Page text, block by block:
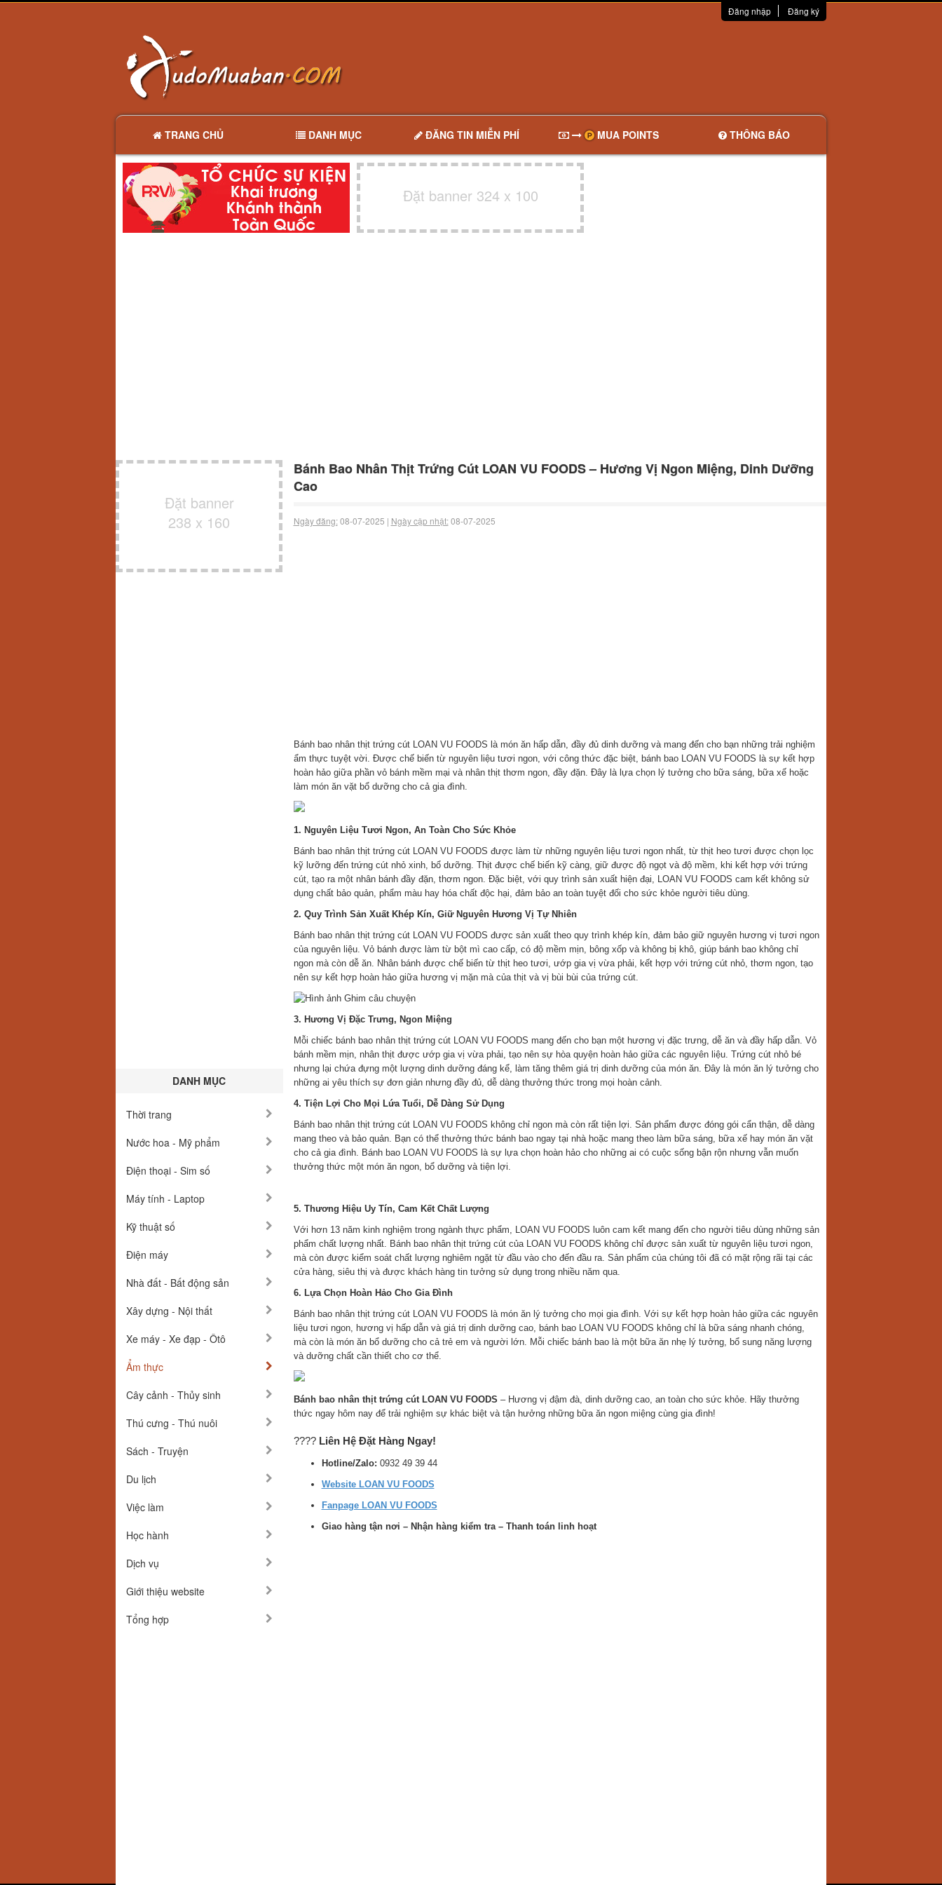
Đăng nhập Đăng ký
TRANG CHỦ DANH MỤC ĐĂNG TIN MIỄN PHÍ MUA POINTS THÔNG BÁO
Đặt banner 324 x 100
Đặt banner
238 x 160
DANH MỤC
Thời trang
Nước hoa - Mỹ phẩm
Điện thoại - Sim số
Máy tính - Laptop
Kỹ thuật số
Điện máy
Nhà đất - Bất động sản
Xây dựng - Nội thất
Xe máy - Xe đạp - Ôtô
Ẩm thực
Cây cảnh - Thủy sinh
Thú cưng - Thú nuôi
Sách - Truyện
Du lịch
Việc làm
Học hành
Dịch vụ
Giới thiệu website
Tổng hợp
Bánh Bao Nhân Thịt Trứng Cút LOAN VU FOODS – Hương Vị Ngon Miệng, Dinh Dưỡng
Cao
Ngày đăng:08-07-2025 | Ngày cập nhật:08-07-2025
Bánh bao nhân thịt trứng cút LOAN VU FOODS là món ăn hấp dẫn, đầy đủ dinh dưỡng và mang đến cho bạn những trải nghiệm
ẩm thực tuyệt vời. Được chế biến từ nguyên liệu tươi ngon, với công thức đặc biệt, bánh bao LOAN VU FOODS là sự kết hợp
hoàn hảo giữa phần vỏ bánh mềm mại và nhân thịt thơm ngon, đầy đặn. Đây là lựa chọn lý tưởng cho bữa sáng, bữa xế hoặc
làm món ăn vặt bổ dưỡng cho cả gia đình.
1. Nguyên Liệu Tươi Ngon, An Toàn Cho Sức Khỏe
Bánh bao nhân thịt trứng cút LOAN VU FOODS được làm từ những nguyên liệu tươi ngon nhất, từ thịt heo tươi được chọn lọc
kỹ lưỡng đến trứng cút nhỏ xinh, bổ dưỡng. Thịt được chế biến kỹ càng, giữ được độ ngọt và độ mềm, khi kết hợp với trứng
cút, tạo ra một nhân bánh đầy đặn, thơm ngon. Đặc biệt, với quy trình sản xuất hiện đại, LOAN VU FOODS cam kết không sử
dụng chất bảo quản, phẩm màu hay hóa chất độc hại, đảm bảo an toàn tuyệt đối cho sức khỏe người tiêu dùng.
2. Quy Trình Sản Xuất Khép Kín, Giữ Nguyên Hương Vị Tự Nhiên
Bánh bao nhân thịt trứng cút LOAN VU FOODS được sản xuất theo quy trình khép kín, đảm bảo giữ nguyên hương vị tươi ngon
của nguyên liệu. Vỏ bánh được làm từ bột mì cao cấp, có độ mềm mịn, bông xốp và không bị khô, giúp bánh bao không chỉ
ngon mà còn dễ ăn. Nhân bánh được chế biến từ thịt heo tươi, ướp gia vị vừa phải, kết hợp với trứng cút nhỏ, thơm ngon, tạo
nên sự kết hợp hoàn hảo giữa hương vị mặn mà của thịt và vị bùi bùi của trứng cút.
3. Hương Vị Đặc Trưng, Ngon Miệng
Mỗi chiếc bánh bao nhân thịt trứng cút LOAN VU FOODS mang đến cho bạn một hương vị đặc trưng, dễ ăn và đầy hấp dẫn. Vỏ
bánh mềm mịn, nhân thịt được ướp gia vị vừa phải, tạo nên sự hòa quyện hoàn hảo giữa các nguyên liệu. Trứng cút nhỏ bé
nhưng lại chứa đựng một lượng dinh dưỡng đáng kể, làm tăng thêm giá trị dinh dưỡng của món ăn. Đây là món ăn lý tưởng cho
những ai yêu thích sự đơn giản nhưng đầy đủ, dễ dàng thưởng thức trong mọi hoàn cảnh.
4. Tiện Lợi Cho Mọi Lứa Tuổi, Dễ Dàng Sử Dụng
Bánh bao nhân thịt trứng cút LOAN VU FOODS không chỉ ngon mà còn rất tiện lợi. Sản phẩm được đóng gói cẩn thận, dễ dàng
mang theo và bảo quản. Bạn có thể thưởng thức bánh bao ngay tại nhà hoặc mang theo làm bữa sáng, bữa xế hay món ăn vặt
cho cả gia đình. Bánh bao LOAN VU FOODS là sự lựa chọn hoàn hảo cho những ai có cuộc sống bận rộn nhưng vẫn muốn
thưởng thức một món ăn ngon, bổ dưỡng và tiện lợi.
5. Thương Hiệu Uy Tín, Cam Kết Chất Lượng
Với hơn 13 năm kinh nghiệm trong ngành thực phẩm, LOAN VU FOODS luôn cam kết mang đến cho người tiêu dùng những sản
phẩm chất lượng nhất. Bánh bao nhân thịt trứng cút của LOAN VU FOODS không chỉ được sản xuất từ nguyên liệu tươi ngon,
mà còn được kiểm soát chất lượng nghiêm ngặt từ đầu vào cho đến đầu ra. Sản phẩm của chúng tôi đã có mặt rộng rãi tại các
cửa hàng, siêu thị và được khách hàng tin tưởng sử dụng trong nhiều năm qua.
6. Lựa Chọn Hoàn Hảo Cho Gia Đình
Bánh bao nhân thịt trứng cút LOAN VU FOODS là món ăn lý tưởng cho mọi gia đình. Với sự kết hợp hoàn hảo giữa các nguyên
liệu tươi ngon, hương vị hấp dẫn và giá trị dinh dưỡng cao, bánh bao LOAN VU FOODS không chỉ là bữa sáng nhanh chóng,
mà còn là món ăn bổ dưỡng cho cả trẻ em và người lớn. Mỗi chiếc bánh bao là một bữa ăn nhẹ lý tưởng, bổ sung năng lượng
và dưỡng chất cần thiết cho cơ thể.
Bánh bao nhân thịt trứng cút LOAN VU FOODS – Hương vị đậm đà, dinh dưỡng cao, an toàn cho sức khỏe. Hãy thưởng
thức ngay hôm nay để trải nghiệm sự khác biệt và tận hưởng những bữa ăn ngon miệng cùng gia đình!
???? Liên Hệ Đặt Hàng Ngay!
Hotline/Zalo: 0932 49 39 44
Website LOAN VU FOODS
Fanpage LOAN VU FOODS
Giao hàng tận nơi – Nhận hàng kiểm tra – Thanh toán linh hoạt